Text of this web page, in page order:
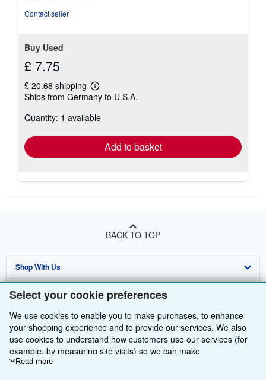
Select your cookie preferences
We use cookies to enable you to make purchases, to enhance
your shopping experience and to provide our services. We also
use cookies to understand how customers use our services (for
example, by measuring site visits) so we can make
improvements. If you agree, we'll also use third-party cookies to
Read more
Contact seller
Buy Used
£ 7.75
£ 20.68 shipping
Learn
more
shipping
Ships from Germany to U.S.A.
Quantity: 1 available
Add to basket
BACK TO TOP
Shop With Us
Advanced Search
Browse Collections
My Account
My Orders
Sell With Us
Start Selling
Join Our Affiliate Programme
Book Buyback
About Us
About AbeBooks
Media
Find Help
Help
Other AbeBooks Companies